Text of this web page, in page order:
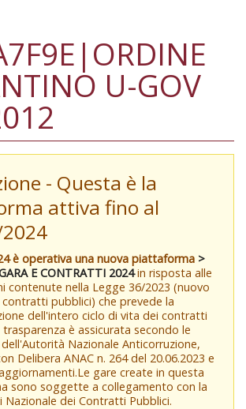
U-GOV
- Questa è la
attiva fino al
è operativa una nuova piattaforma >
E CONTRATTI 2024in risposta alle
contenute nella Legge 36/2023 (nuovo
contratti pubblici) che prevede la
dell'intero ciclo di vita dei contratti
è assicurata secondo le
Nazionale Anticorruzione,
Delibera ANAC n. 264 del 20.06.2023 e
gare create in questa
sono soggette a collegamento con la
Nazionale dei Contratti Pubblici.